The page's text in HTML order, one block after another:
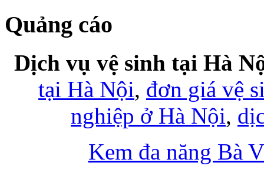
Quảng cáo
Dịch vụ vệ sinh tại Hà
tại Hà Nội, đơn giá vệ
nghiệp ở Hà Nội,
Kem đa năng Bà